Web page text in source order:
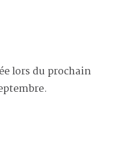
lors du prochain